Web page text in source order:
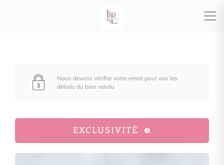
Nous devons vérifier votre email pour voir les
détails du bien vendu
EXCLUSIVITÉ